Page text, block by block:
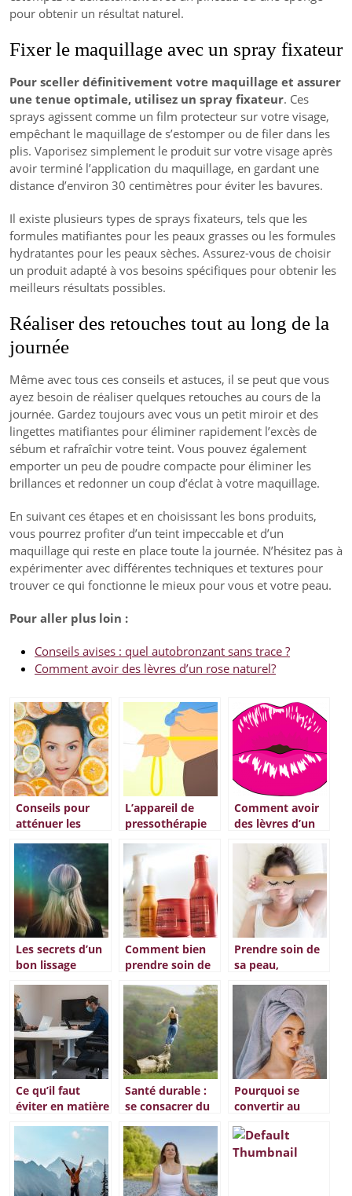
pour obtenir un résultat naturel.
Fixer le maquillage avec un spray fixateur
Pour sceller définitivement votre maquillage et assurer
une tenue optimale, utilisez un spray fixateur. Ces
sprays agissent comme un film protecteur sur votre visage,
empêchant le maquillage de s’estomper ou de filer dans les
plis. Vaporisez simplement le produit sur votre visage après
avoir terminé l’application du maquillage, en gardant une
distance d’environ 30 centimètres pour éviter les bavures.
Il existe plusieurs types de sprays fixateurs, tels que les
formules matifiantes pour les peaux grasses ou les formules
hydratantes pour les peaux sèches. Assurez-vous de choisir
un produit adapté à vos besoins spécifiques pour obtenir les
meilleurs résultats possibles.
Réaliser des retouches tout au long de la
journée
Même avec tous ces conseils et astuces, il se peut que vous
ayez besoin de réaliser quelques retouches au cours de la
journée. Gardez toujours avec vous un petit miroir et des
lingettes matifiantes pour éliminer rapidement l’excès de
sébum et rafraîchir votre teint. Vous pouvez également
emporter un peu de poudre compacte pour éliminer les
brillances et redonner un coup d’éclat à votre maquillage.
En suivant ces étapes et en choisissant les bons produits,
vous pourrez profiter d’un teint impeccable et d’un
maquillage qui reste en place toute la journée. N’hésitez pas à
expérimenter avec différentes techniques et textures pour
trouver ce qui fonctionne le mieux pour vous et votre peau.
Pour aller plus loin :
Conseils avises : quel autobronzant sans trace ?
Comment avoir des lèvres d’un rose naturel?
Conseils pour
atténuer les
L’appareil de
pressothérapie
efficace pour
éliminer la
graisse
Comment avoir
des lèvres d’un
Les secrets d’un
bon lissage
Comment bien
prendre soin de
Prendre soin de
sa peau,
Ce qu’il faut
éviter en matière
Santé durable :
se consacrer du
zen
Pourquoi se
convertir au
solide ?